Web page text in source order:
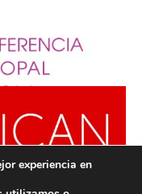
experiencia en